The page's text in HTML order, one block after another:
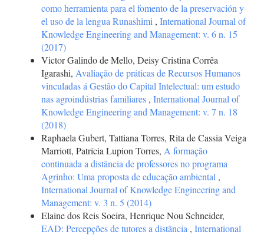
como herramienta para el fomento de la preservación y
el uso de la lengua Runashimi , International Journal of
Knowledge Engineering and Management: v. 6 n. 15
(2017)
Victor Galindo de Mello, Deisy Cristina Corrêa
Igarashi, Avaliação de práticas de Recursos Humanos
vinculadas á Gestão do Capital Intelectual: um estudo
nas agroindústrias familiares , International Journal of
Knowledge Engineering and Management: v. 7 n. 18
(2018)
Raphaela Gubert, Tattiana Torres, Rita de Cassia Veiga
Marriott, Patrícia Lupion Torres, A formação
continuada a distância de professores no programa
Agrinho: Uma proposta de educação ambiental ,
International Journal of Knowledge Engineering and
Management: v. 3 n. 5 (2014)
Elaine dos Reis Soeira, Henrique Nou Schneider,
EAD: Percepções de tutores a distância , International